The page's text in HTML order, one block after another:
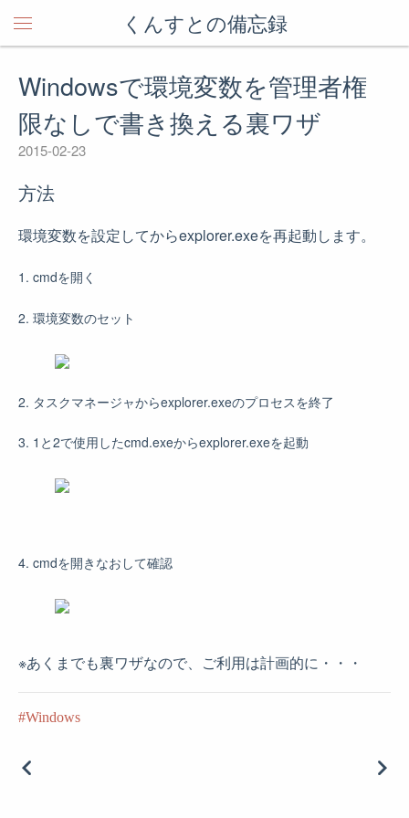
くんすとの備忘録
Windowsで環境変数を管理者権
限なしで書き換える裏ワザ
2015-02-23
方法
環境変数を設定してからexplorer.exeを再起動します。
1. cmdを開く
2. 環境変数のセット
2. タスクマネージャからexplorer.exeのプロセスを終了
3. 1と2で使用したcmd.exeからexplorer.exeを起動
4. cmdを開きなおして確認
※あくまでも裏ワザなので、ご利用は計画的に・・・
Windows